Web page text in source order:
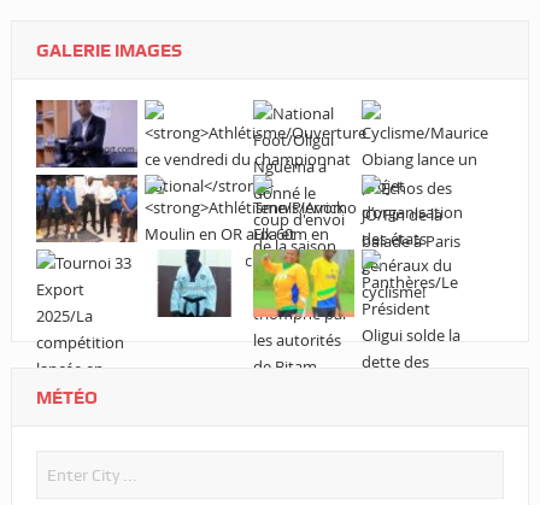
GALERIE IMAGES
MÉTÉO